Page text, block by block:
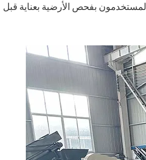
بفحص الأرضية بعناية قبل